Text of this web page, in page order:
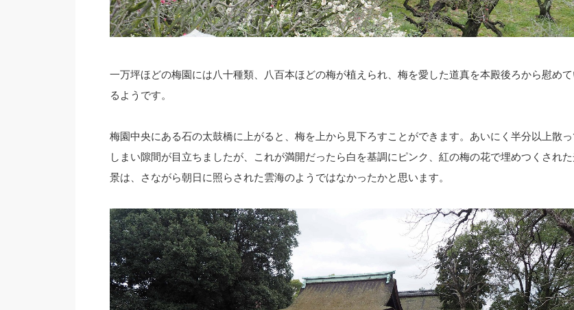
一万坪ほどの梅園には八十種類、八百本ほどの梅が植えられ、梅を愛した道真を本殿後ろから慰めて
るようです。
梅園中央にある石の太鼓橋に上がると、梅を上から見下ろすことができます。あいにく半分以上散っ
しまい隙間が目立ちましたが、これが満開だったら白を基調にピンク、紅の梅の花で埋めつくされ
景は、さながら朝日に照らされた雲海のようではなかったかと思います。